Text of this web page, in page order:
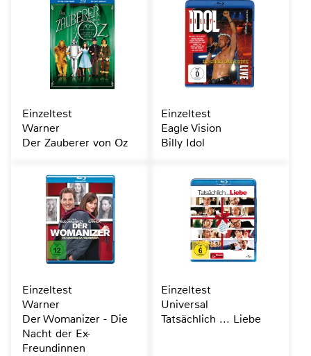
Einzeltest
Warner
Der Zauberer von Oz
Einzeltest
Eagle Vision
Billy Idol
Einzeltest
Warner
Der Womanizer - Die
Nacht der Ex-
Freundinnen
Einzeltest
Universal
Tatsächlich ... Liebe